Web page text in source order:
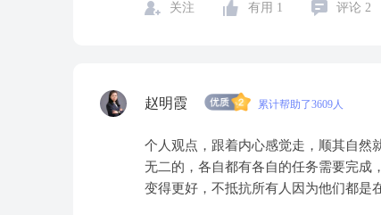
关注 有用 1 评论 2
赵明霞 累计帮助了3609人
个人观点，跟着内心感觉走，顺其自然
无二的，各自都有各自的任务需要完成
变得更好，不抵抗所有人因为他们都是